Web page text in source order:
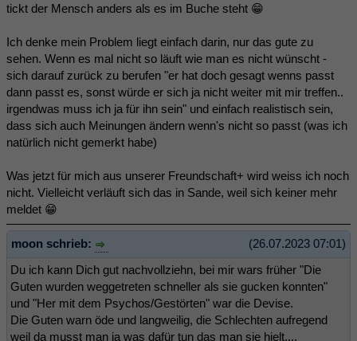
tickt der Mensch anders als es im Buche steht 😁
Ich denke mein Problem liegt einfach darin, nur das gute zu
sehen. Wenn es mal nicht so läuft wie man es nicht wünscht -
sich darauf zurück zu berufen "er hat doch gesagt wenns passt
dann passt es, sonst würde er sich ja nicht weiter mit mir treffen..
irgendwas muss ich ja für ihn sein" und einfach realistisch sein,
dass sich auch Meinungen ändern wenn's nicht so passt (was ich
natürlich nicht gemerkt habe)
Was jetzt für mich aus unserer Freundschaft+ wird weiss ich noch
nicht. Vielleicht verläuft sich das in Sande, weil sich keiner mehr
meldet 😁
(26.07.2023 07:01)
moon schrieb:
Du ich kann Dich gut nachvollziehn, bei mir wars früher "Die
Guten wurden weggetreten schneller als sie gucken konnten"
und "Her mit dem Psychos/Gestörten" war die Devise.
Die Guten warn öde und langweilig, die Schlechten aufregend
weil da musst man ja was dafür tun das man sie hielt....